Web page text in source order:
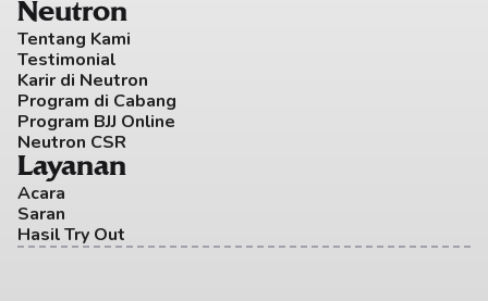
Neutron
Tentang Kami
Testimonial
Karir di Neutron
Program di Cabang
Program BJJ Online
Neutron CSR
Layanan
Acara
Saran
Hasil Try Out